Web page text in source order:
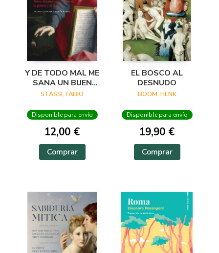
Y DE TODO MAL ME
SANA UN BUEN
VERSO
STASSI, FABIO
Disponible para envío
12,00 €
Comprar
EL BOSCO AL
DESNUDO
BOOM, HENK
Disponible para envío
19,90 €
Comprar